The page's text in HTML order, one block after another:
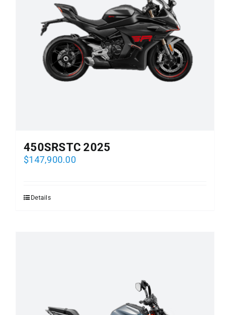
450SRSTC 2025
$147,900.00
Details